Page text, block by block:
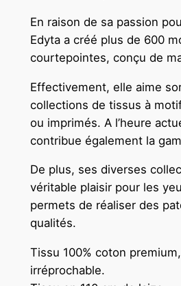
1
1
0
m
En raison de sa passion
Edyta a créé plus de 600
courtepointes, conçu de
Effectivement, elle aime
collections de tissus à
ou imprimés. A l’heure
contribue également la
De plus, ses diverses
véritable plaisir pour les
permets de réaliser des
qualités.
Tissu 100% coton
irréprochable.